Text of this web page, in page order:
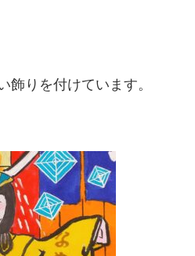
飾りを付けています。